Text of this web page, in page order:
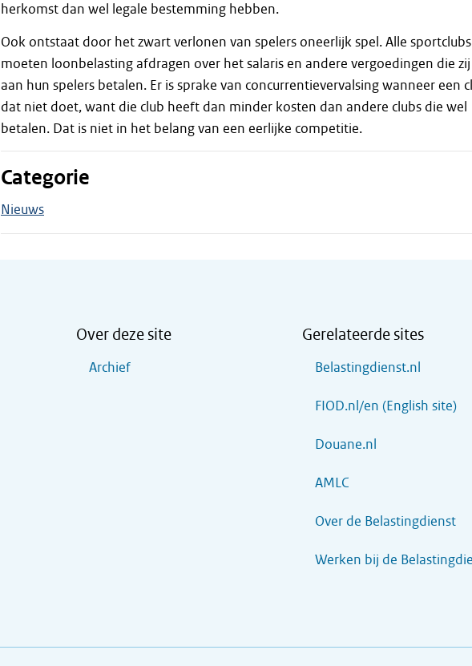
herkomst dan wel legale bestemming hebben.
Ook ontstaat door het zwart verlonen van spelers oneerlijk spel. Alle sportclubs
moeten loonbelasting afdragen over het salaris en andere vergoedingen die zij
aan hun spelers betalen. Er is sprake van concurrentievervalsing wanneer een
dat niet doet, want die club heeft dan minder kosten dan andere clubs die wel
betalen. Dat is niet in het belang van een eerlijke competitie.
Categorie
Nieuws
Over deze site
Archief
Gerelateerde sites
Belastingdienst.nl
FIOD.nl/en (English site)
Douane.nl
AMLC
Over de Belastingdienst
Werken bij de